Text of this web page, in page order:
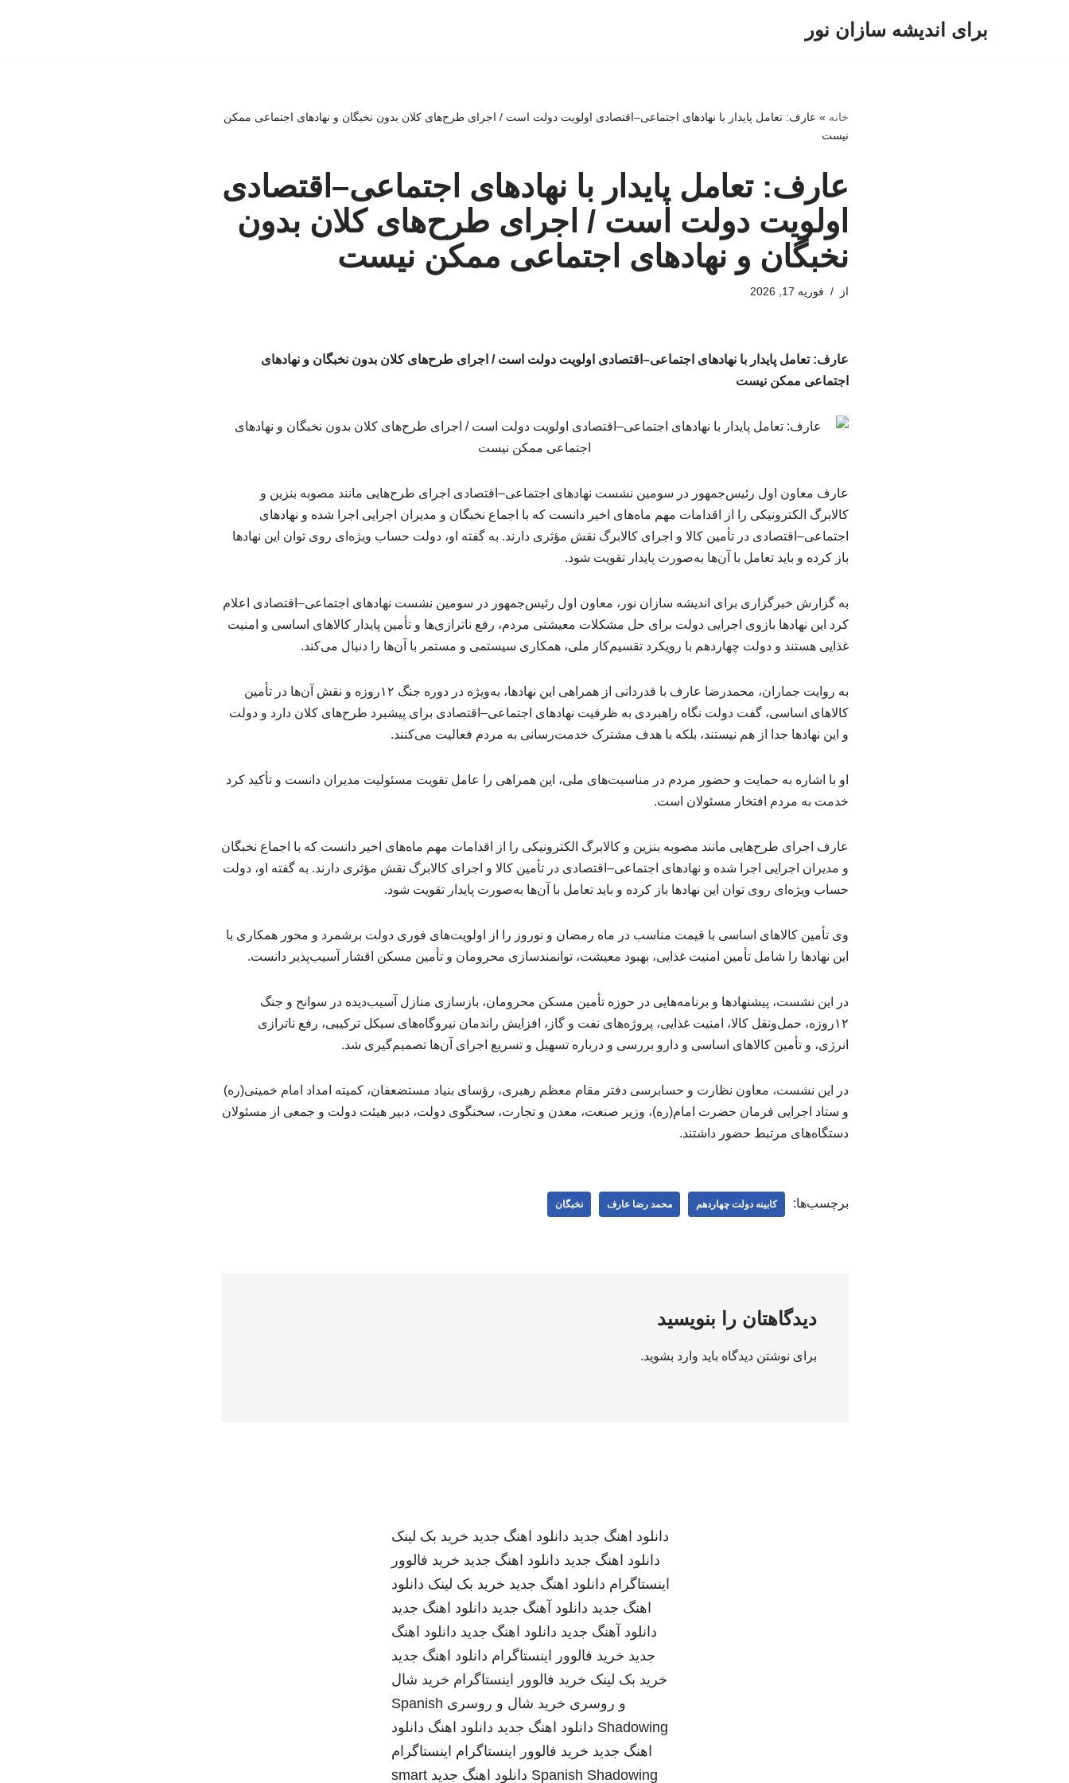
برای اندیشه سازان نور
خانه » عارف: تعامل پایدار با نهادهای اجتماعی–اقتصادی اولویت دولت است / اجرای طرح‌های کلان بدون نخبگان و نهادهای اجتماعی ممکن
نیست
عارف: تعامل پایدار با نهادهای اجتماعی–اقتصادی
اولویت دولت است / اجرای طرح‌های کلان بدون
نخبگان و نهادهای اجتماعی ممکن نیست
از فوریه 17, 2026
عارف: تعامل پایدار با نهادهای اجتماعی–اقتصادی اولویت دولت است / اجرای طرح‌های کلان بدون نخبگان و نهادهای
اجتماعی ممکن نیست
عارف معاون اول رئیس‌جمهور در سومین نشست نهادهای اجتماعی–اقتصادی اجرای طرح‌هایی مانند مصوبه بنزین و
کالابرگ الکترونیکی را از اقدامات مهم ماه‌های اخیر دانست که با اجماع نخبگان و مدیران اجرایی اجرا شده و نهادهای
اجتماعی–اقتصادی در تأمین کالا و اجرای کالابرگ نقش مؤثری دارند. به گفته او، دولت حساب ویژه‌ای روی توان این نهادها
باز کرده و باید تعامل با آن‌ها به‌صورت پایدار تقویت شود.
به گزارش خبرگزاری برای اندیشه سازان نور، معاون اول رئیس‌جمهور در سومین نشست نهادهای اجتماعی–اقتصادی اعلام
کرد این نهادها بازوی اجرایی دولت برای حل مشکلات معیشتی مردم، رفع ناترازی‌ها و تأمین پایدار کالاهای اساسی و امنیت
غذایی هستند و دولت چهاردهم با رویکرد تقسیم‌کار ملی، همکاری سیستمی و مستمر با آن‌ها را دنبال می‌کند.
به روایت جماران، محمدرضا عارف با قدردانی از همراهی این نهادها، به‌ویژه در دوره جنگ ۱۲روزه و نقش آن‌ها در تأمین
کالاهای اساسی، گفت دولت نگاه راهبردی به ظرفیت نهادهای اجتماعی–اقتصادی برای پیشبرد طرح‌های کلان دارد و دولت
و این نهادها جدا از هم نیستند، بلکه با هدف مشترک خدمت‌رسانی به مردم فعالیت می‌کنند.
او با اشاره به حمایت و حضور مردم در مناسبت‌های ملی، این همراهی را عامل تقویت مسئولیت مدیران دانست و تأکید کرد
خدمت به مردم افتخار مسئولان است.
عارف اجرای طرح‌هایی مانند مصوبه بنزین و کالابرگ الکترونیکی را از اقدامات مهم ماه‌های اخیر دانست که با اجماع نخبگان
و مدیران اجرایی اجرا شده و نهادهای اجتماعی–اقتصادی در تأمین کالا و اجرای کالابرگ نقش مؤثری دارند. به گفته او، دولت
حساب ویژه‌ای روی توان این نهادها باز کرده و باید تعامل با آن‌ها به‌صورت پایدار تقویت شود.
وی تأمین کالاهای اساسی با قیمت مناسب در ماه رمضان و نوروز را از اولویت‌های فوری دولت برشمرد و محور همکاری با
این نهادها را شامل تأمین امنیت غذایی، بهبود معیشت، توانمندسازی محرومان و تأمین مسکن اقشار آسیب‌پذیر دانست.
در این نشست، پیشنهادها و برنامه‌هایی در حوزه تأمین مسکن محرومان، بازسازی منازل آسیب‌دیده در سوانح و جنگ
۱۲روزه، حمل‌ونقل کالا، امنیت غذایی، پروژه‌های نفت و گاز، افزایش راندمان نیروگاه‌های سیکل ترکیبی، رفع ناترازی
انرژی، و تأمین کالاهای اساسی و دارو بررسی و درباره تسهیل و تسریع اجرای آن‌ها تصمیم‌گیری شد.
در این نشست، معاون نظارت و حسابرسی دفتر مقام معظم رهبری، رؤسای بنیاد مستضعفان، کمیته امداد امام خمینی(ره)
و ستاد اجرایی فرمان حضرت امام(ره)، وزیر صنعت، معدن و تجارت، سخنگوی دولت، دبیر هیئت دولت و جمعی از مسئولان
دستگاه‌های مرتبط حضور داشتند.
برچسب‌ها: کابینه دولت چهاردهم محمد رضا عارف نخبگان
دیدگاهتان را بنویسید
برای نوشتن دیدگاه باید وارد بشوید.
دانلود اهنگ جدید دانلود اهنگ جدید خرید بک لینک
دانلود اهنگ جدید دانلود اهنگ جدید خرید فالوور
اینستاگرام دانلود اهنگ جدید خرید بک لینک دانلود
اهنگ جدید دانلود آهنگ جدید دانلود اهنگ جدید
دانلود آهنگ جدید دانلود اهنگ جدید دانلود اهنگ
جدید خرید فالوور اینستاگرام دانلود اهنگ جدید
خرید بک لینک خرید فالوور اینستاگرام خرید شال
و روسری خرید شال و روسری Spanish
Shadowing دانلود اهنگ جدید دانلود اهنگ دانلود
اهنگ جدید خرید فالوور اینستاگرام اینستاگرام
Spanish Shadowing دانلود اهنگ جدید smart